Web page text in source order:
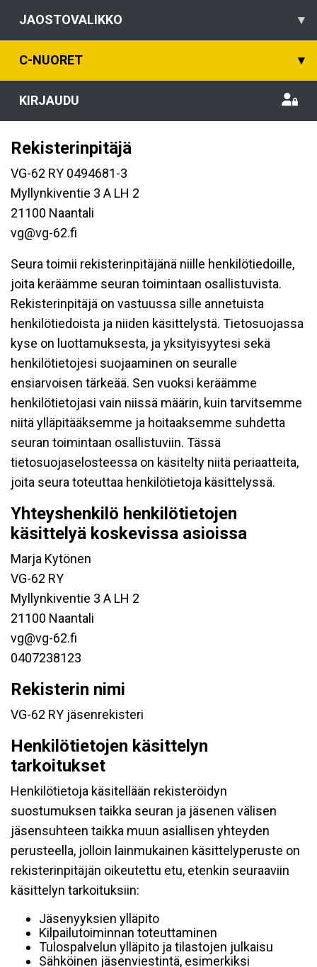
JAOSTOVALIKKO ▾
C-NUORET ▾
KIRJAUDU
Rekisterinpitäjä
VG-62 RY 0494681-3
Myllynkiventie 3 A LH 2
21100 Naantali
vg@vg-62.fi
Seura toimii rekisterinpitäjänä niille henkilötiedoille,
joita keräämme seuran toimintaan osallistuvista.
Rekisterinpitäjä on vastuussa sille annetuista
henkilötiedoista ja niiden käsittelystä. Tietosuojassa
kyse on luottamuksesta, ja yksityisyytesi sekä
henkilötietojesi suojaaminen on seuralle
ensiarvoisen tärkeää. Sen vuoksi keräämme
henkilötietojasi vain niissä määrin, kuin tarvitsemme
niitä ylläpitääksemme ja hoitaaksemme suhdetta
seuran toimintaan osallistuviin. Tässä
tietosuojaselosteessa on käsitelty niitä periaatteita,
joita seura toteuttaa henkilötietoja käsittelyssä.
Yhteyshenkilö henkilötietojen
käsittelyä koskevissa asioissa
Marja Kytönen
VG-62 RY
Myllynkiventie 3 A LH 2
21100 Naantali
vg@vg-62.fi
0407238123
Rekisterin nimi
VG-62 RY jäsenrekisteri
Henkilötietojen käsittelyn
tarkoitukset
Henkilötietoja käsitellään rekisteröidyn
suostumuksen taikka seuran ja jäsenen välisen
jäsensuhteen taikka muun asiallisen yhteyden
perusteella, jolloin lainmukainen käsittelyperuste on
rekisterinpitäjän oikeutettu etu, etenkin seuraaviin
käsittelyn tarkoituksiin:
Jäsenyyksien ylläpito
Kilpailutoiminnan toteuttaminen
Tulospalvelun ylläpito ja tilastojen julkaisu
Sähköinen jäsenviestintä, esimerkiksi